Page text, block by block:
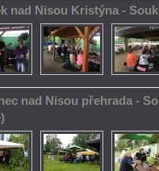
nad Nisou Kristýna -
nad Nisou přehrada -